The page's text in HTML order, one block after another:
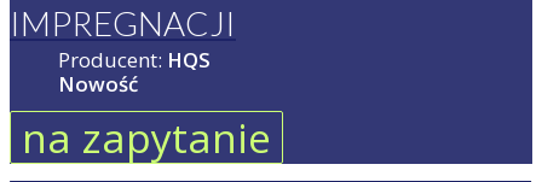
IMPREGNACJI
Producent: HQS
Nowość
na zapytanie